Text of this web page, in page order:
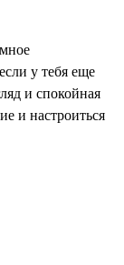
у тебя еще
и спокойная
и настроиться